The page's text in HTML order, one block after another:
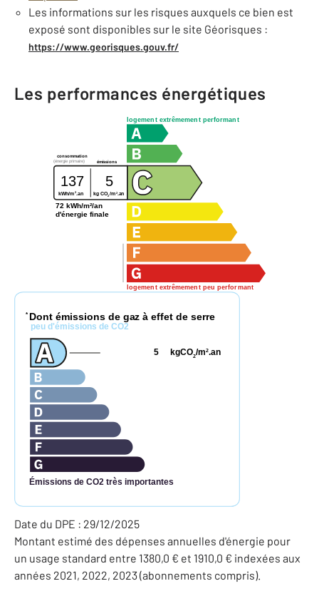
Les informations sur les risques auxquels ce bien est
exposé sont disponibles sur le site Géorisques :
https://www.georisques.gouv.fr/
Les performances énergétiques
logement extrêmement performant
logement extrêmement peu performant
consommation
émissions
(énergie primaire)
137 5
kWh/m 2 .an kg CO2/m2.an
72 kWh/m²/an
d'énergie finale
* Dont émissions de gaz à effet de serre
peu d'émissions de CO2
Émissions de CO2 très importantes
kgCO2/m2.an
5
Date du DPE : 29/12/2025
Montant estimé des dépenses annuelles d'énergie pour
un usage standard entre 1380,0 € et 1910,0 € indexées aux
années 2021, 2022, 2023 (abonnements compris).